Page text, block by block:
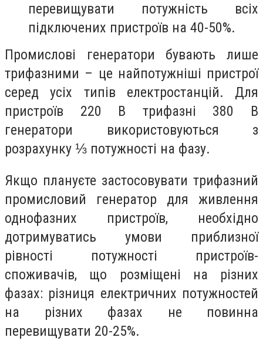
перевищувати потужність всіх
підключених пристроїв на 40-50%.
Промислові генератори бувають лише
трифазними – це найпотужніші пристрої
серед усіх типів електростанцій. Для
пристроїв 220 В трифазні 380 B
генератори використовуються з
розрахунку ⅓ потужності на фазу.
Якщо плануєте застосовувати трифазний
промисловий генератор для живлення
однофазних пристроїв, необхідно
дотримуватись умови приблизної
рівності потужності пристроїв-
споживачів, що розміщені на різних
фазах: різниця електричних потужностей
на різних фазах не повинна
перевищувати 20-25%.